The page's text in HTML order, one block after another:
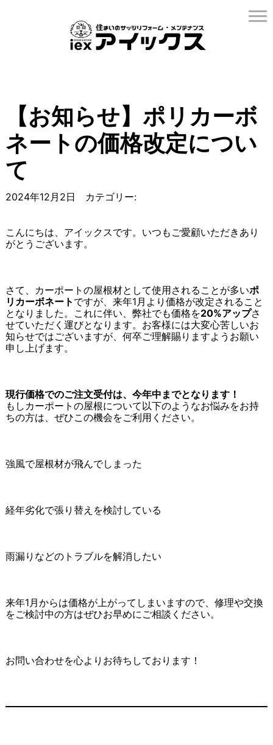
【お知らせ】ポリカーボ
ネートの価格改定につい
て
2024年12月2日 カテゴリー:
こんにちは、アイックスです。いつもご愛顧いただきあり
がとうございます。
さて、カーポートの屋根材として使用されることが多いポ
リカーボネート ですが、来年1月より価格が改定されること
となりました。これに伴い、弊社でも価格を20%アップさ
せていただく運びとなります。お客様には大変心苦しいお
知らせではございますが、何卒ご理解賜りますようお願い
申し上げます。
現行価格でのご注文受付は、今年中までとなります！
もしカーポートの屋根について以下のようなお悩みをお持
ちの方は、ぜひこの機会をご利用ください。
強風で屋根材が飛んでしまった
経年劣化で張り替えを検討している
雨漏りなどのトラブルを解消したい
来年1月からは価格が上がってしまいますので、修理や交換
をご検討中の方はぜひお早めにご相談ください。
お問い合わせを心よりお待ちしております！